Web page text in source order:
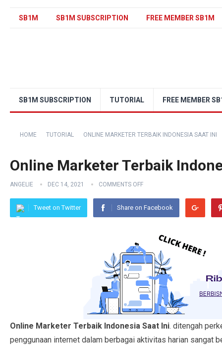
SB1M SB1M SUBSCRIPTION FREE MEMBER SB1M
SB1M SUBSCRIPTION TUTORIAL FREE MEMBER
HOME TUTORIAL ONLINE MARKETER TERBAIK INDONESIA SAAT INI
Online Marketer Terbaik
ANGELIE DEC 14, 2021 COMMENTS OFF
Tweet on Twitter Share on Facebook
Online Marketer Terbaik Indonesia Saat Ini. ditengah
penggunaan internet dalam berbagai aktivitas harian sangat